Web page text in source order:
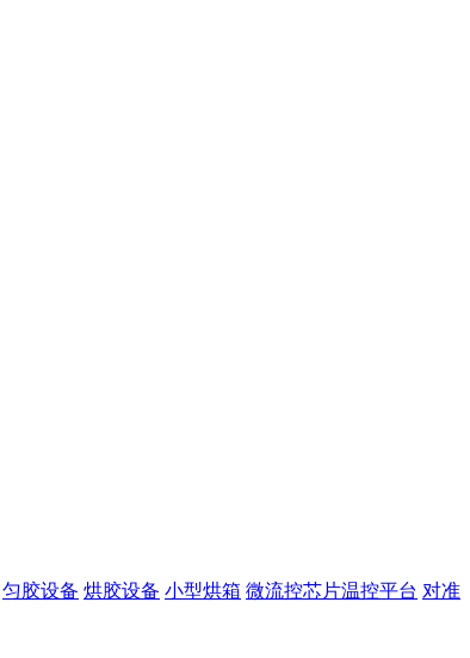
匀胶设备 烘胶设备 小型烘箱 微流控芯片温控平台 对准